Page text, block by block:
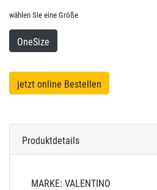
wählen Sie eine Größe
OneSize
jetzt online Bestellen
Produktdetails
MARKE: VALENTINO